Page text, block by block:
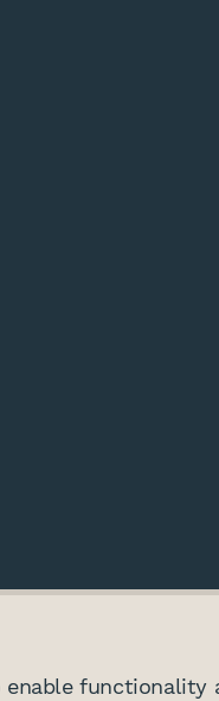
enable functionality